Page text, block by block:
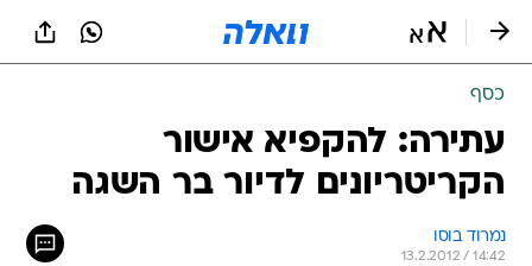
כסף
עתירה: להקפיא אישור
הקריטריונים לדיור בר השגה
נמרוד בוסו
13.2.2012 / 14:42